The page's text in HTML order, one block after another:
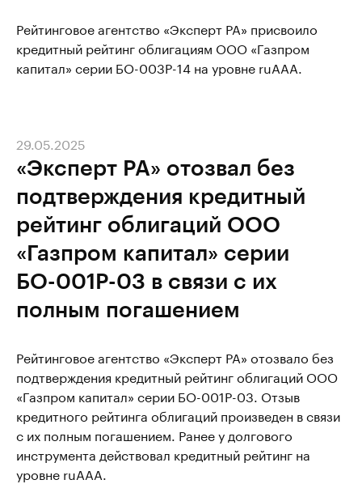
Рейтинговое агентство «Эксперт РА» присвоило
кредитный рейтинг облигациям ООО «Газпром
капитал» серии БО-003Р-14 на уровне ruAAA.
«Эксперт РА» отозвал без
подтверждения кредитный
рейтинг облигаций ООО
«Газпром капитал» серии
БО-001Р-03 в связи с их
полным погашением
29.05.2025
Рейтинговое агентство «Эксперт РА» отозвало без
подтверждения кредитный рейтинг облигаций ООО
«Газпром капитал» серии БО-001Р-03. Отзыв
кредитного рейтинга облигаций произведен в связи
с их полным погашением. Ранее у долгового
инструмента действовал кредитный рейтинг на
уровне ruААА.